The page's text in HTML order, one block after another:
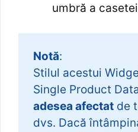
umbră a
Notă:
Stilul acestui
Single Product
adesea afectat de
dvs. Dacă